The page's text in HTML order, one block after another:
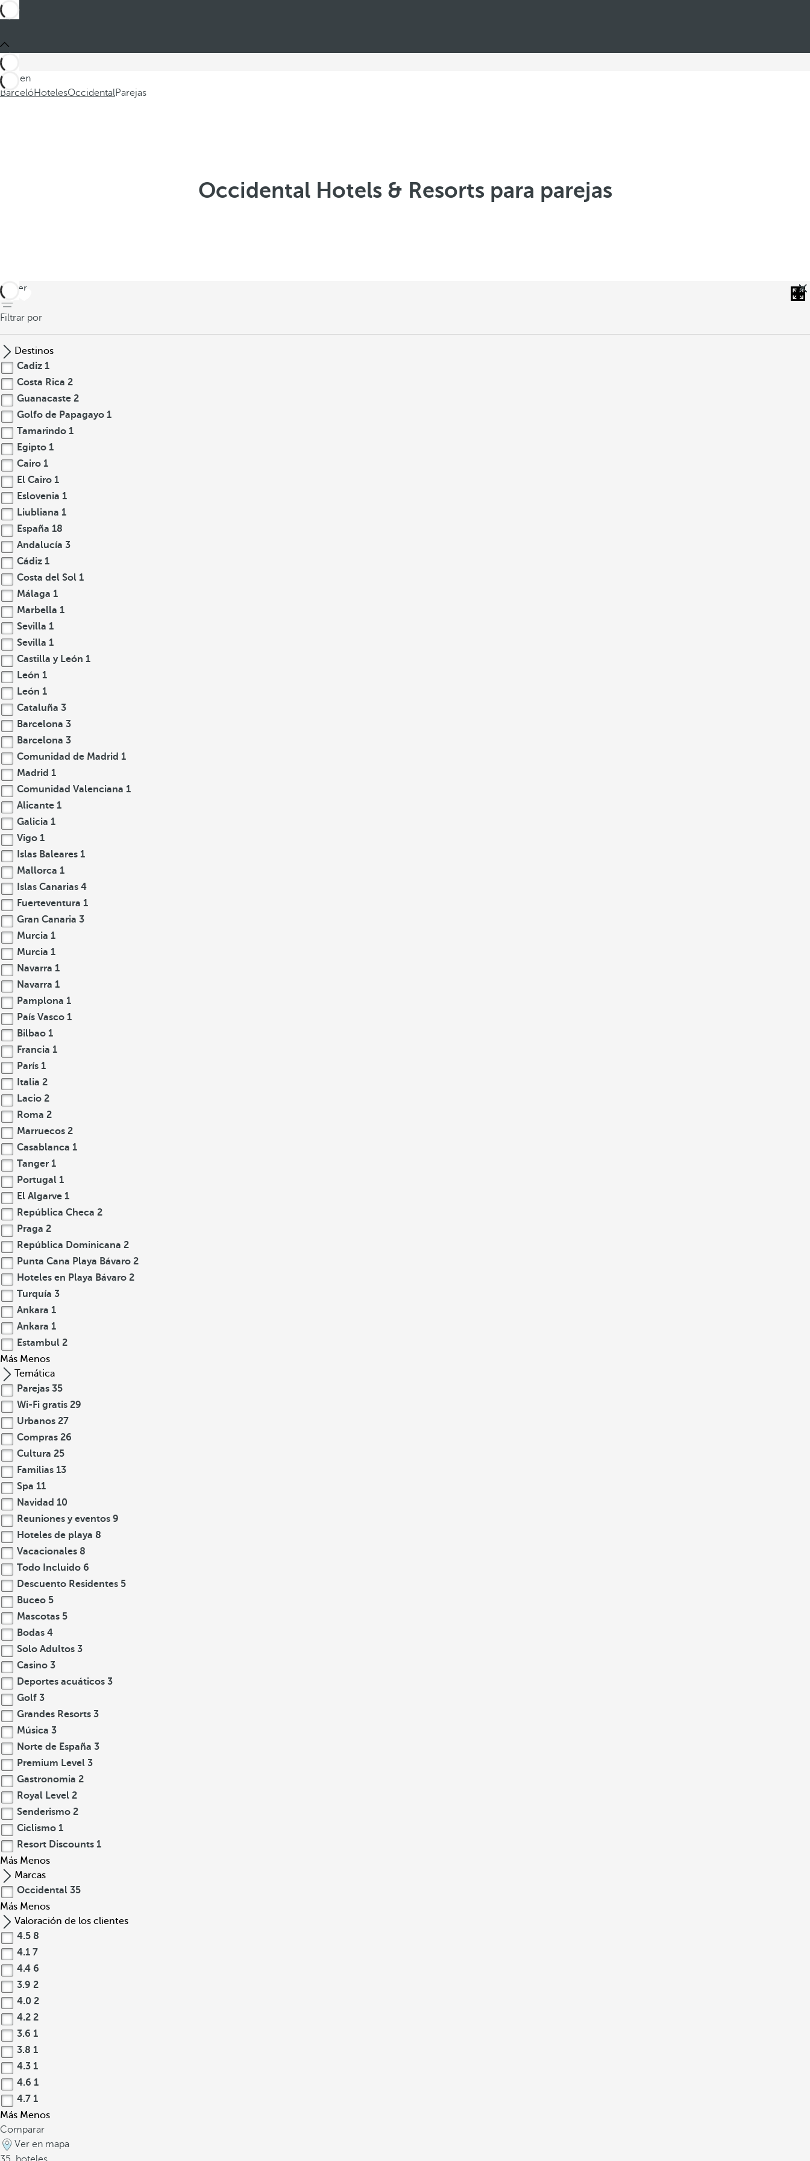
Está en
BarcelóHotelesOccidentalParejas
Occidental Hotels & Resorts para parejas
volver
Filtrar por
Destinos
Cadiz 1
Costa Rica 2
Guanacaste 2
Golfo de Papagayo 1
Tamarindo 1
Egipto 1
Cairo 1
El Cairo 1
Eslovenia 1
Liubliana 1
España 18
Andalucía 3
Cádiz 1
Costa del Sol 1
Málaga 1
Marbella 1
Sevilla 1
Sevilla 1
Castilla y León 1
León 1
León 1
Cataluña 3
Barcelona 3
Barcelona 3
Comunidad de Madrid 1
Madrid 1
Comunidad Valenciana 1
Alicante 1
Galicia 1
Vigo 1
Islas Baleares 1
Mallorca 1
Islas Canarias 4
Fuerteventura 1
Gran Canaria 3
Murcia 1
Murcia 1
Navarra 1
Navarra 1
Pamplona 1
País Vasco 1
Bilbao 1
Francia 1
París 1
Italia 2
Lacio 2
Roma 2
Marruecos 2
Casablanca 1
Tanger 1
Portugal 1
El Algarve 1
República Checa 2
Praga 2
República Dominicana 2
Punta Cana Playa Bávaro 2
Hoteles en Playa Bávaro 2
Turquía 3
Ankara 1
Ankara 1
Estambul 2
Más Menos
Temática
Parejas 35
Wi-Fi gratis 29
Urbanos 27
Compras 26
Cultura 25
Familias 13
Spa 11
Navidad 10
Reuniones y eventos 9
Hoteles de playa 8
Vacacionales 8
Todo Incluido 6
Descuento Residentes 5
Buceo 5
Mascotas 5
Bodas 4
Solo Adultos 3
Casino 3
Deportes acuáticos 3
Golf 3
Grandes Resorts 3
Música 3
Norte de España 3
Premium Level 3
Gastronomia 2
Royal Level 2
Senderismo 2
Ciclismo 1
Resort Discounts 1
Más Menos
Marcas
Occidental 35
Más Menos
Valoración de los clientes
4.5 8
4.1 7
4.4 6
3.9 2
4.0 2
4.2 2
3.6 1
3.8 1
4.3 1
4.6 1
4.7 1
Más Menos
Comparar
Ver en mapa